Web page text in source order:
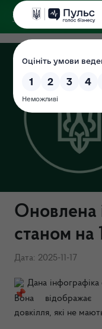
Оновлена
станом на
Дата: 2025-11-17
Дана
Вона відображає
довкілля, які не